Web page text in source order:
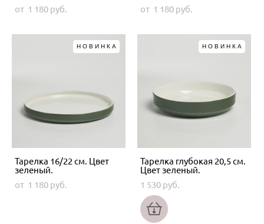
от 1 180 pуб.
от 1 180 pуб.
НОВИНКА
Тарелка 16/22 см. Цвет
зеленый.
от 1 180 pуб.
НОВИНКА
Тарелка глубокая 20,5 см.
Цвет зеленый.
1 530 pуб.